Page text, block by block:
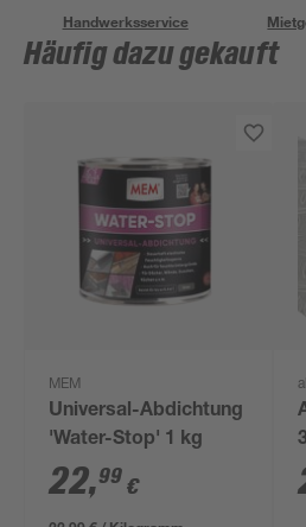
Handwerksservice
Häufig dazu gekauft
MEM
Universal-Abdichtung
'Water-Stop' 1 kg
22,99 €